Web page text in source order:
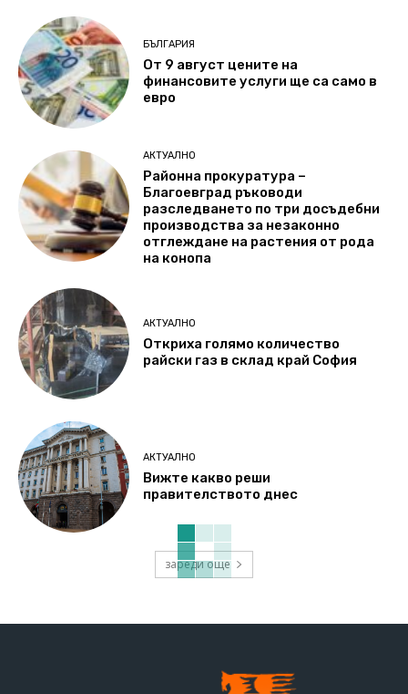
БЪЛГАРИЯ
От 9 август цените на
финансовите услуги ще са само в
евро
АКТУАЛНО
Районна прокуратура –
Благоевград ръководи
разследването по три досъдебни
производства за незаконно
отглеждане на растения от рода
на конопа
АКТУАЛНО
Откриха голямо количество
райски газ в склад край София
АКТУАЛНО
Вижте какво реши
правителството днес
зареди още